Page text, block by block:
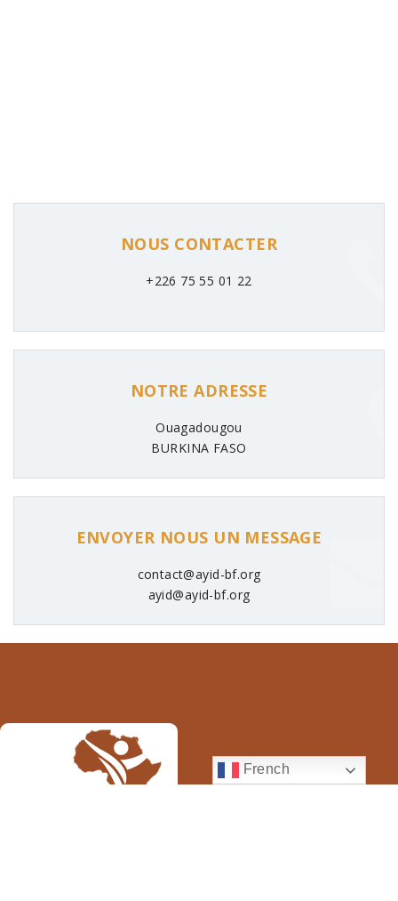
NOUS CONTACTER
+226 75 55 01 22
NOTRE ADRESSE
Ouagadougou
BURKINA FASO
ENVOYER NOUS UN MESSAGE
contact@ayid-bf.org
ayid@ayid-bf.org
French